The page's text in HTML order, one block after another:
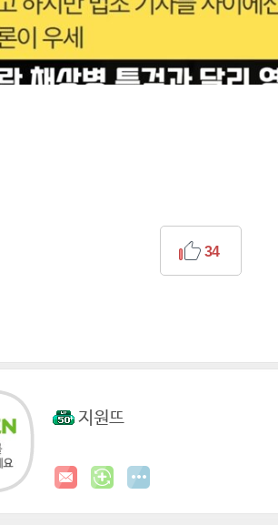
34
지원뜨